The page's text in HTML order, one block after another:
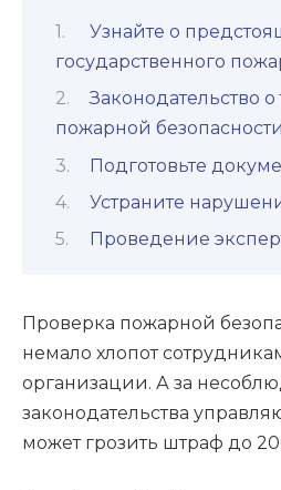
Узнайте о
государственного
Законодательство
пожарной безопасности
Подготовьте
Устраните
Проведение
Проверка пожарной
немало хлопот
организации. А за
законодательства
может грозить штраф до